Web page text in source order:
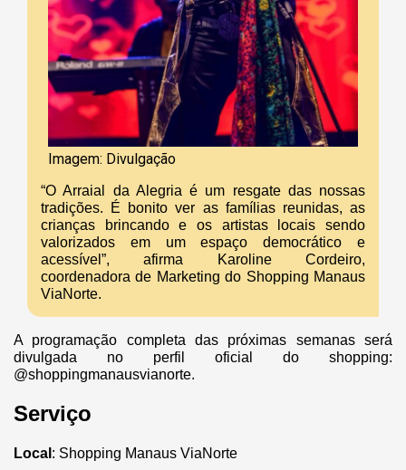
Imagem: Divulgação
“O Arraial da Alegria é um resgate das nossas
tradições. É bonito ver as famílias reunidas, as
crianças brincando e os artistas locais sendo
valorizados em um espaço democrático e
acessível”, afirma Karoline Cordeiro,
coordenadora de Marketing do Shopping Manaus
ViaNorte.
A programação completa das próximas semanas será
divulgada no perfil oficial do shopping:
@shoppingmanausvianorte.
Serviço
Local : Shopping Manaus ViaNorte